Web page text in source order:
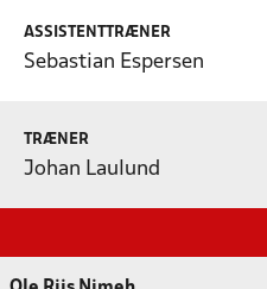
ASSISTENTTRÆNER
Sebastian Espersen
TRÆNER
Johan Laulund